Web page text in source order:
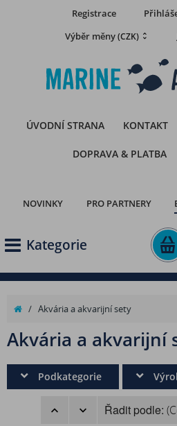
Registrace
Výběr měny(CZK)
ÚVODNÍ STRANA KONTAKT
DOPRAVA & PLATBA
NOVINKY PRO PARTNERY
Kategorie
/ Akvária a akvarijní sety
Akvária a akvarijní
Podkategorie
Řadit podle: